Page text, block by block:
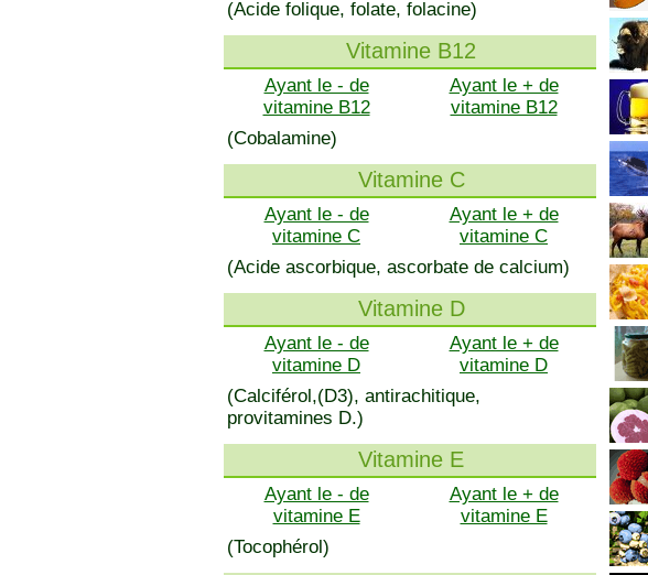
(Acide folique, folate, folacine)
Vitamine B12
Ayant le - de
vitamine B12
Ayant le + de
vitamine B12
(Cobalamine)
Vitamine C
Ayant le - de
vitamine C
Ayant le + de
vitamine C
(Acide ascorbique, ascorbate de calcium)
Vitamine D
Ayant le - de
vitamine D
Ayant le + de
vitamine D
(Calciférol,(D3), antirachitique,
provitamines D.)
Vitamine E
Ayant le - de
vitamine E
Ayant le + de
vitamine E
(Tocophérol)